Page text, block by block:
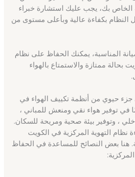
الخاص بك، يجب عليك استشارة خبراء
بكفاءة عالية وبأعلى مستوى من
المناسبة، يمكنك الحفاظ على نظام
بحالة ممتازة والاستمتاع بالهواء
جزء حيوي من أنظمة تكييف الهواء في
في توفير هواء نقي ومنعش للمباني ،
، وتوفير بيئة صحية ومريحة للسكان.
التهوية المركزية في الكويت
هنا بعض النصائح للمساعدة في الحفاظ